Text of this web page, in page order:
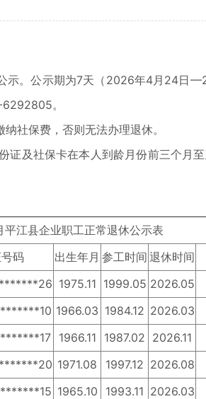
。公示期为7天（2026年4月24日
。
社保费，否则无法办理退休。
及社保卡在本人到龄月份前三个月
江县企业职工正常退休公示表
码 出生年月 参工时间 退休时间
1975.11 1999.05 2026.05
1966.03 1984.12 2026.03
1966.11 1987.02 2026.11
1971.08 1997.12 2026.08
1965.10 1993.11 2026.03